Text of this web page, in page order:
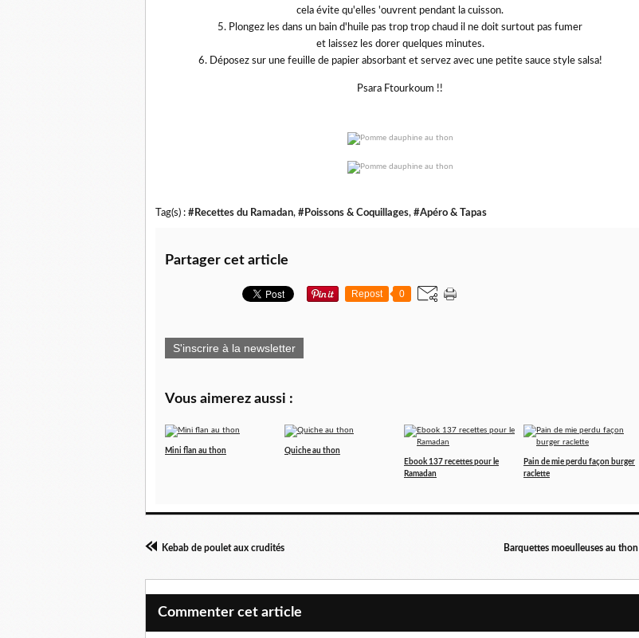
cela évite qu'elles 'ouvrent pendant la cuisson.
5. Plongez les dans un bain d'huile pas trop trop chaud il ne doit surtout pas fumer
et laissez les dorer quelques minutes.
6. Déposez sur une feuille de papier absorbant et servez avec une petite sauce style salsa!
Psara Ftourkoum !!
Tag(s) : #Recettes du Ramadan, #Poissons & Coquillages, #Apéro & Tapas
Partager cet article
Repost 0
S'inscrire à la newsletter
Vous aimerez aussi :
Mini flan au thon
Quiche au thon
Ebook 137 recettes pour le
Ramadan
Pain de mie perdu façon burger
raclette
Kebab de poulet aux crudités Barquettes moeulleuses au thon
Commenter cet article